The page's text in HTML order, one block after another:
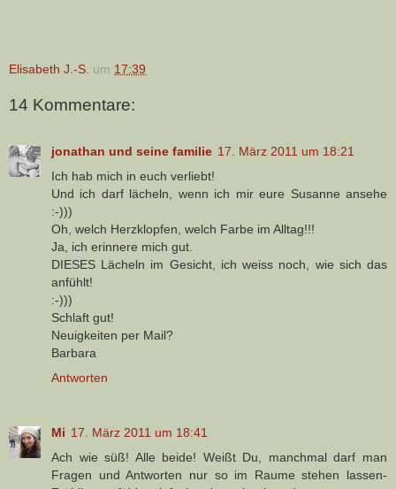
Elisabeth J.-S. um 17:39
14 Kommentare:
jonathan und seine familie 17. März 2011 um 18:21
Ich hab mich in euch verliebt!
Und ich darf lächeln, wenn ich mir eure Susanne ansehe
:-)))
Oh, welch Herzklopfen, welch Farbe im Alltag!!!
Ja, ich erinnere mich gut.
DIESES Lächeln im Gesicht, ich weiss noch, wie sich das
anfühlt!
:-)))
Schlaft gut!
Neuigkeiten per Mail?
Barbara
Antworten
Mi 17. März 2011 um 18:41
Ach wie süß! Alle beide! Weißt Du, manchmal darf man
Fragen und Antworten nur so im Raume stehen lassen-